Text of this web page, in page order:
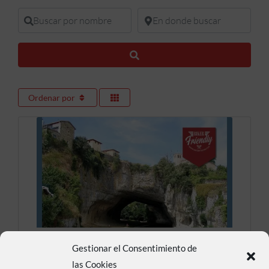
Gestionar el Consentimiento de
las Cookies
Buscar por nombre En donde buscar
Ordenar por
Puente natural de